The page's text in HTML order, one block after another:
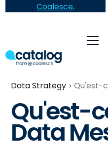
Coalesce.
Data Strategy Qu'est-
Qu'est-
Data